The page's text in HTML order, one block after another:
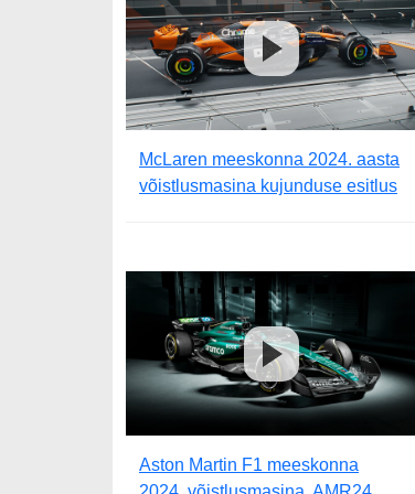
McLaren meeskonna 2024. aasta
võistlusmasina kujunduse esitlus
Aston Martin F1 meeskonna